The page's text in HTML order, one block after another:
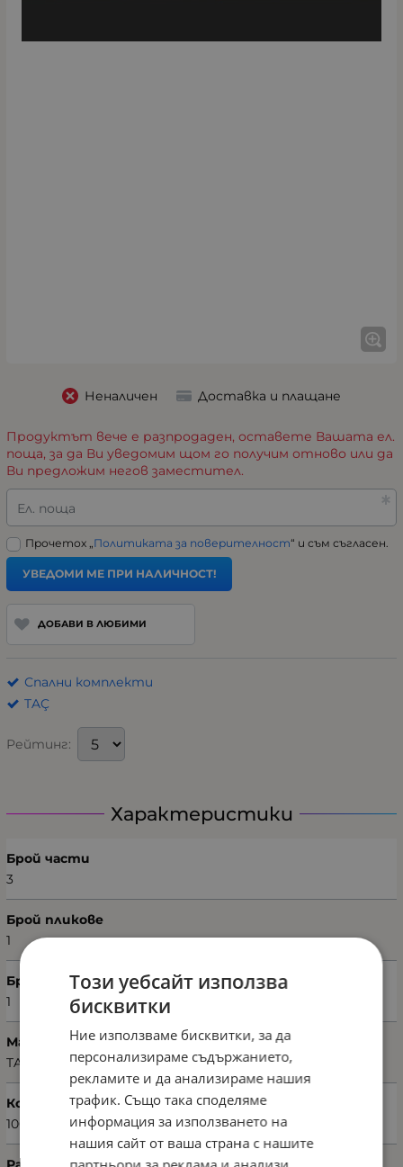
Неналичен Доставка и плащане
Продуктът вече е разпродаден, оставете Вашата ел.
поща, за да Ви уведомим щом го получим отново или да
Ви предложим негов заместител.
Ел. поща
Прочетох „Политиката за поверителност“ и съм съгласен.
УВЕДОМИ МЕ ПРИ НАЛИЧНОСТ!
ДОБАВИ В ЛЮБИМИ
Спални комплекти
TAÇ
Рейтинг:
Характеристики
Брой части
3
Брой пликове
1
Брой калъфки
1
Марка
TAÇ
Код на продукта
1000037628
Този уебсайт използва
бисквитки
Ние използваме бисквитки, за да
персонализираме съдържанието,
рекламите и да анализираме нашия
трафик. Също така споделяме
информация за използването на
нашия сайт от ваша страна с нашите